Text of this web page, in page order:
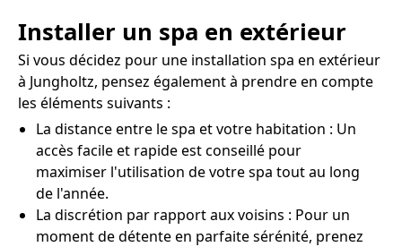
Installer un spa en extérieur
Si vous décidez pour une installation spa en extérieur
à Jungholtz, pensez également à prendre en compte
les éléments suivants :
La distance entre le spa et votre habitation : Un
accès facile et rapide est conseillé pour
maximiser l'utilisation de votre spa tout au long
de l'année.
La discrétion par rapport aux voisins : Pour un
moment de détente en parfaite sérénité, prenez